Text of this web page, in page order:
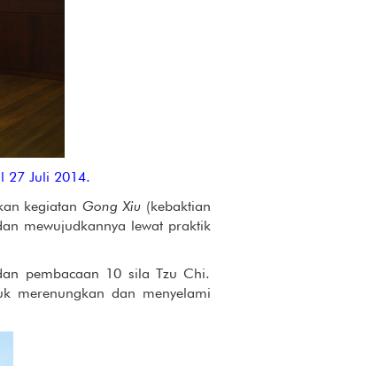
27 Juli 2014.
kegiatanGong Xiu(kebaktian
mewujudkannya lewat praktik
pembacaan 10 sila Tzu Chi.
merenungkan dan menyelami